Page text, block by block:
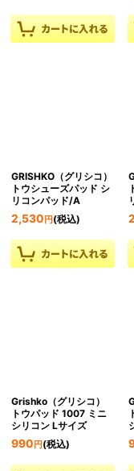
GRISHKO（グリシコ）
トウシューズパッド シ
リコンパッド/A
2,530 円 (税込)
Grishko（グリシコ）
トウパッド 1007 ミニ
シリコン Lサイズ
990 円 (税込)